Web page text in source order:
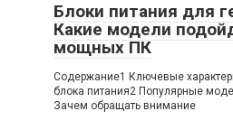
Блоки питания для
Какие модели
мощных ПК
Содержание1 Ключевые
блока питания2 Популярные
Зачем обращать внимание